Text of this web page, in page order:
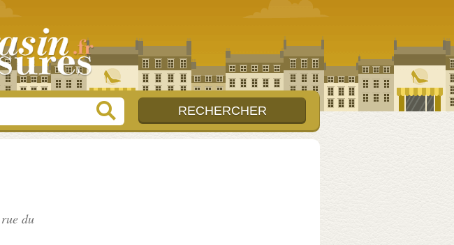
rue du